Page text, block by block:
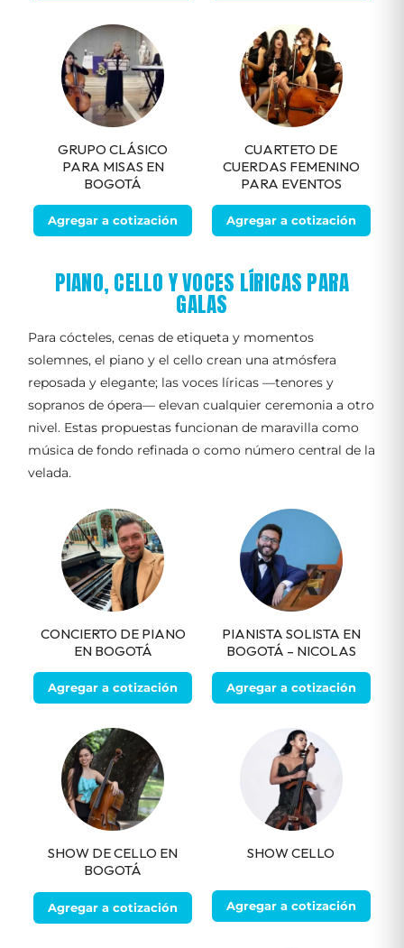
GRUPO CLÁSICO
PARA MISAS EN
BOGOTÁ
Agregar a cotización
CUARTETO DE
CUERDAS FEMENINO
PARA EVENTOS
Agregar a cotización
PIANO, CELLO Y VOCES LÍRICAS PARA
GALAS
Para cócteles, cenas de etiqueta y momentos
solemnes, el piano y el cello crean una atmósfera
reposada y elegante; las voces líricas —tenores y
sopranos de ópera— elevan cualquier ceremonia a otro
nivel. Estas propuestas funcionan de maravilla como
música de fondo refinada o como número central de la
velada.
CONCIERTO DE PIANO
EN BOGOTÁ
Agregar a cotización
PIANISTA SOLISTA EN
BOGOTÁ – NICOLAS
Agregar a cotización
SHOW DE CELLO EN
BOGOTÁ
Agregar a cotización
SHOW CELLO
Agregar a cotización